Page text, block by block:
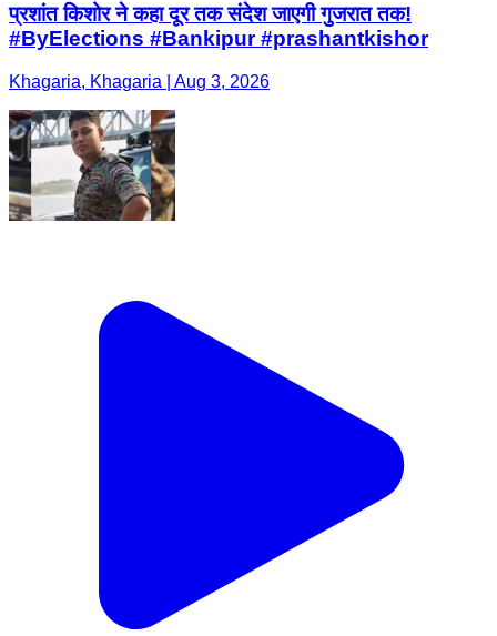
प्रशांत किशोर ने कहा दूर तक संदेश जाएगी गुजरात तक!
#ByElections #Bankipur #prashantkishor
Khagaria, Khagaria | Aug 3, 2026